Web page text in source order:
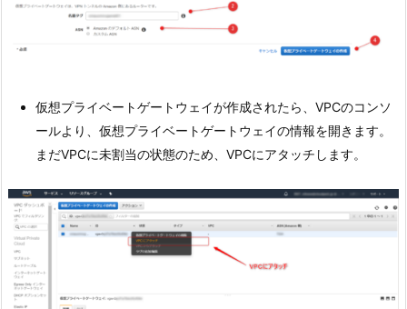
仮想プライベートゲートウェイが作成されたら、VPCのコンソ
ールより、仮想プライベートゲートウェイの情報を開きます。
まだVPCに未割当の状態のため、VPCにアタッチします。